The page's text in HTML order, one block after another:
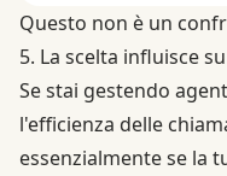
Questo non è un
5. La scelta influisce
Se stai gestendo
l'efficienza delle
essenzialmente se la